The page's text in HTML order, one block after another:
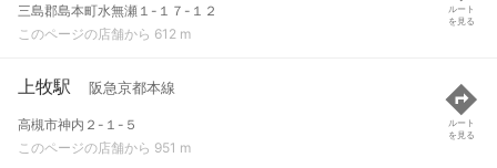
三島郡島本町水無瀬１-１７-１２
このページの店舗から 612 m
ルート
を見る
上牧駅 阪急京都本線
高槻市神内２-１-５
このページの店舗から 951 m
ルート
を見る